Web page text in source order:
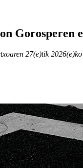
Gorosperen
27(e)tik